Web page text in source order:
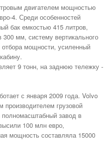
двигателем мощностью
4. Среди особенностей
бак емкостью 415 литров,
мм, систему вертикального
отбора мощности, усиленный
9 тонн, на заднюю тележку -
с января 2009 года. Volvo
грузовой
завод в
100 млн евро,
мощность составляла 15000